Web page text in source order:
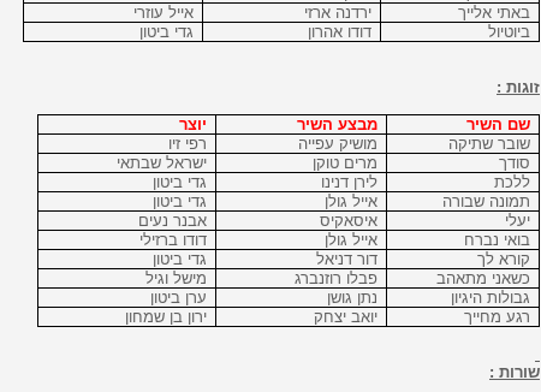
באתי אלייך
ירדנה ארזי
אייל עוזרי
ביוטיול
דודו אהרון גדי ביטון
זוגות :
שם השיר מבצע השיר
יוצר
שובר שתיקה
מושיק עפייה
רפי זיו
סודך
מרים טוקן
ישראל שבתאי
ללכת
לירן דנינו
גדי ביטון
תמונה שבורה
אייל גולן
גדי ביטון
יעלי
איסאקיס
אבנר נעים
בואי נברח
אייל גולן
דודו ברזילי
קורא לך
דור דניאל
גדי ביטון
כשאני מתאהב
פבלו רוזנברג
מישל וגיל
גבולות היגיון
נתן גושן
ערן ביטון
רגע מחייך
יואב יצחק ירון בן שמחון
שורות :